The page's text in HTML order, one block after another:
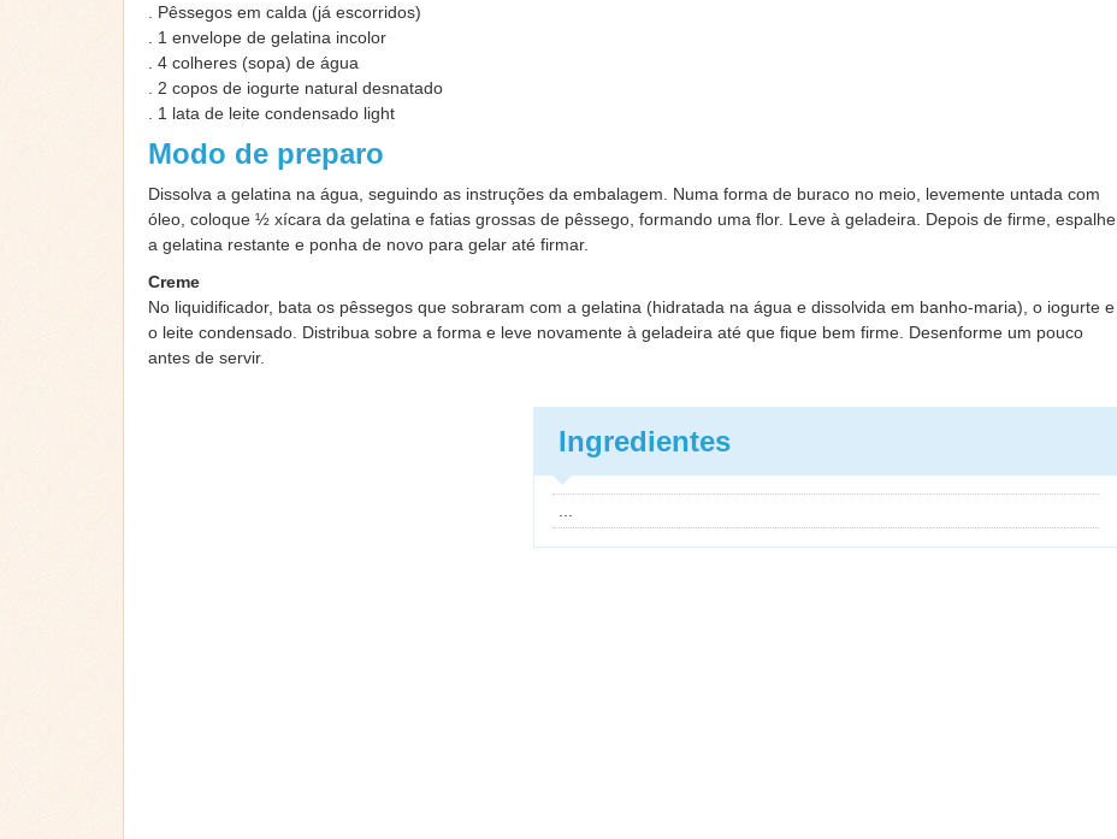
. Pêssegos em calda (já escorridos)
. 1 envelope de gelatina incolor
. 4 colheres (sopa) de água
. 2 copos de iogurte natural desnatado
. 1 lata de leite condensado light
Modo de preparo
Dissolva a gelatina na água, seguindo as instruções da embalagem. Numa forma de buraco no meio, levemente untada com
óleo, coloque ½ xícara da gelatina e fatias grossas de pêssego, formando uma flor. Leve à geladeira. Depois de firme, espalhe
a gelatina restante e ponha de novo para gelar até firmar.
Creme
No liquidificador, bata os pêssegos que sobraram com a gelatina (hidratada na água e dissolvida em banho-maria), o iogurte e
o leite condensado. Distribua sobre a forma e leve novamente à geladeira até que fique bem firme. Desenforme um pouco
antes de servir.
Ingredientes